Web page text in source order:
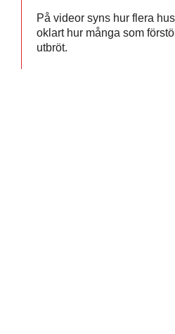
På videor syns hur flera
oklart hur många som
utbröt.